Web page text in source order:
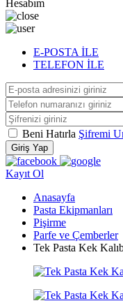
Hesabım
E-POSTA İLE
TELEFON İLE
Beni Hatırla Şifremi
Giriş Yap
Kayıt Ol
Anasayfa
Pasta Ekipmanları
Pişirme
Parfe ve Çemberler
Tek Pasta Kek